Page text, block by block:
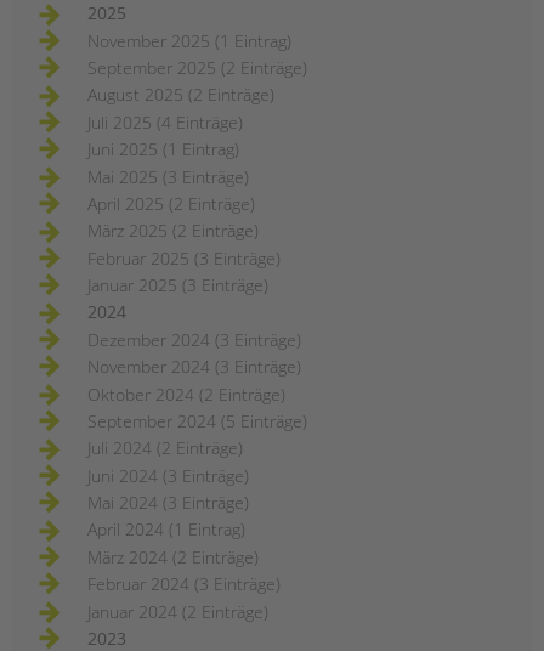
2025
November 2025 (1 Eintrag)
September 2025 (2 Einträge)
August 2025 (2 Einträge)
Juli 2025 (4 Einträge)
Juni 2025 (1 Eintrag)
Mai 2025 (3 Einträge)
April 2025 (2 Einträge)
März 2025 (2 Einträge)
Februar 2025 (3 Einträge)
Januar 2025 (3 Einträge)
2024
Dezember 2024 (3 Einträge)
November 2024 (3 Einträge)
Oktober 2024 (2 Einträge)
September 2024 (5 Einträge)
Juli 2024 (2 Einträge)
Juni 2024 (3 Einträge)
Mai 2024 (3 Einträge)
April 2024 (1 Eintrag)
März 2024 (2 Einträge)
Februar 2024 (3 Einträge)
Januar 2024 (2 Einträge)
2023